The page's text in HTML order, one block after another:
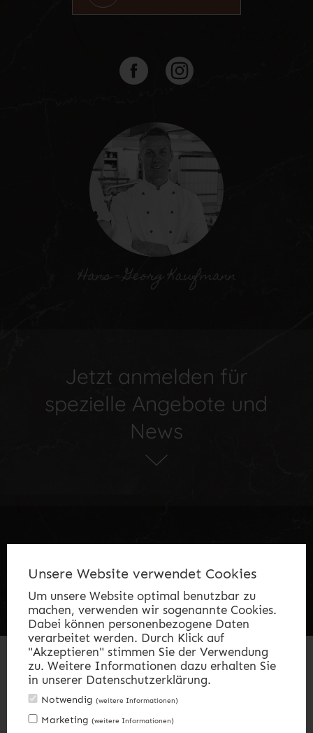
Jetzt anmelden für
spezielle Angebote und
News
Zimmer & Suiten . Gutschein . Angebote
Tagungen. Karriere. Online buchen
Unsere Website verwendet Cookies
Um unsere Website optimal benutzbar zu
machen, verwenden wir sogenannte Cookies.
Dabei können personenbezogene Daten
verarbeitet werden. Durch Klick auf
"Akzeptieren" stimmen Sie der Verwendung
zu. Weitere Informationen dazu erhalten Sie
in unserer Datenschutzerklärung.
Notwendig (weitere Informationen)
Marketing (weitere Informationen)